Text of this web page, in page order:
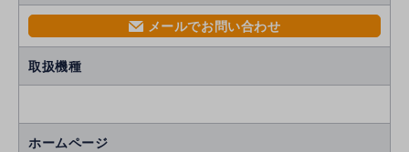
mail メールでお問い合わせ
取扱機種
ホームページ